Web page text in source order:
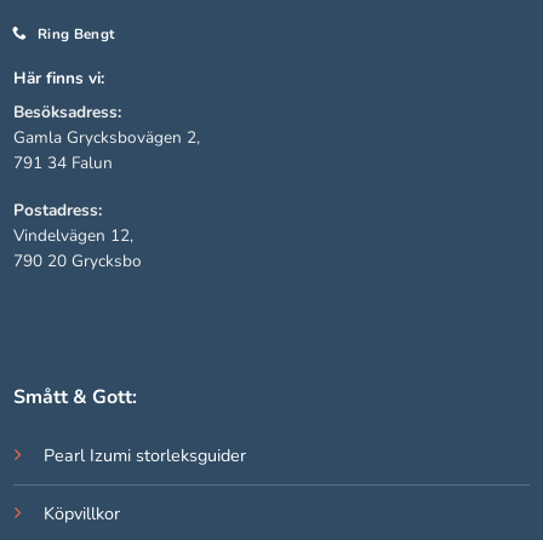
Ring Bengt
Här finns vi:
Besöksadress:
Gamla Grycksbovägen 2,
791 34 Falun
Postadress:
Vindelvägen 12,
790 20 Grycksbo
Smått & Gott:
Pearl Izumi storleksguider
Köpvillkor
Statistik
kunna
förbättra
hemsidans
och
uppbyggnad,
baserat på
Upplevelse
prestera så
bra som
möjligt under